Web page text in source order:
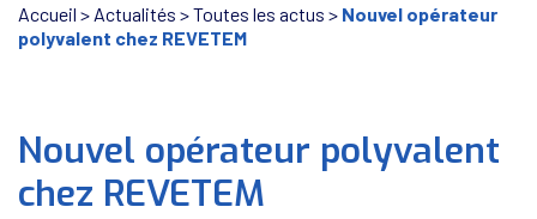
Accueil > Actualités >Toutes les actus > Nouvel opérateur
polyvalent chez REVETEM
Nouvel opérateur polyvalent
chez REVETEM